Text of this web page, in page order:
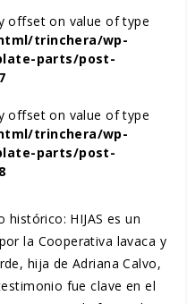
offset on value of type
trinchera/wp-
parts/post-
offset on value of type
trinchera/wp-
parts/post-
histórico: HIJAS es un
la Cooperativa lavaca y
hija de Adriana Calvo,
fue clave en el